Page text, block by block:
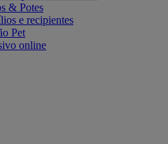
& Potes
e recipientes
Pet
online